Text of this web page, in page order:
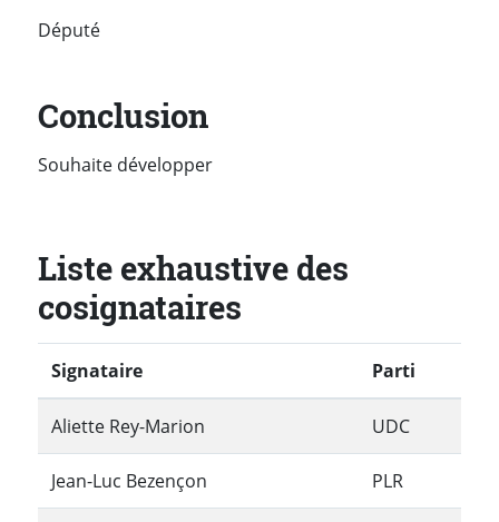
Député
Conclusion
Souhaite développer
Liste exhaustive des
cosignataires
Signataire Parti
Aliette Rey-Marion UDC
Jean-Luc Bezençon PLR